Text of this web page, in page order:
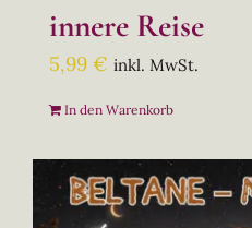
innere Reise
5,99 € inkl. MwSt.
In den Warenkorb